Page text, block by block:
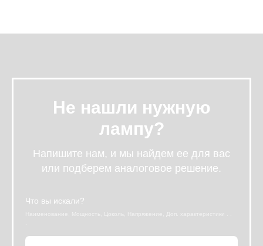
Не нашли нужную
лампу?
Напишите нам, и мы найдем ее для вас
или подберем аналоговое решение.
Что вы искали?
Наименование, Мощность, Цоколь, Напряжение, Доп. характеристики . .